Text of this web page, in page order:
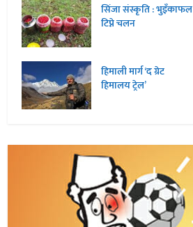
सिंजा संस्कृति : भुइँकाफल
टिप्ने चलन
हिमाली मार्ग ‘द ग्रेट
हिमालय ट्रेल’